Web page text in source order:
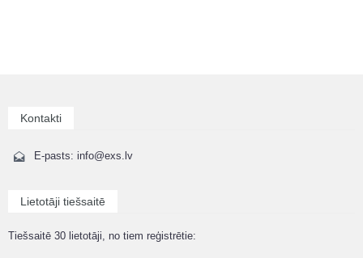
Kontakti
E-pasts: info@exs.lv
Lietotāji tiešsaitē
Tiešsaitē 30 lietotāji, no tiem reģistrētie: